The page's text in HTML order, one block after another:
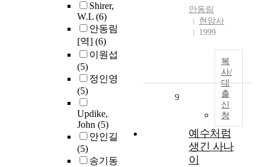
Shirer,
W.L (6)
안동림
[역] (6)
이원섭
(5)
정인영
(5)
Updike,
John (5)
안인길
(5)
송기동
안동림
현암사
1999
복
사/
대
출
신
청
9
예수처럼
생긴 사나
이